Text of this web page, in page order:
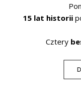
15 lat historii
Cztery